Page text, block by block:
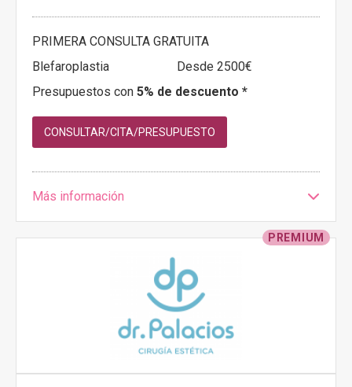
PRIMERA CONSULTA GRATUITA
Blefaroplastia
Desde 2500€
Presupuestos con 5% de descuento *
CONSULTAR/CITA/PRESUPUESTO
Más información
PREMIUM